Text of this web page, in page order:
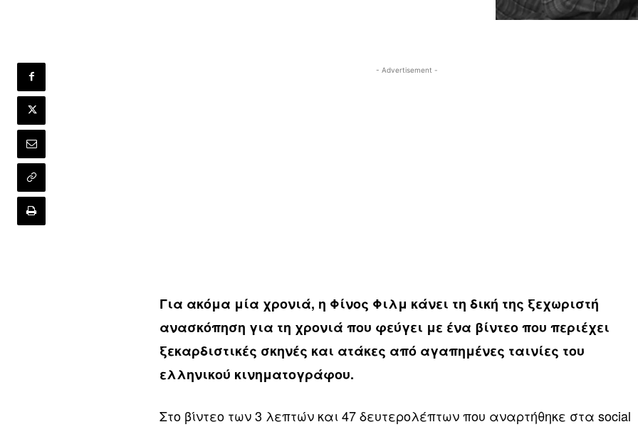
- Advertisement -
Για ακόμα μία χρονιά, η Φίνος Φιλμ κάνει τη δική της ξεχωριστή
ανασκόπηση για τη χρονιά που φεύγει με ένα βίντεο που περιέχει
ξεκαρδιστικές σκηνές και ατάκες από αγαπημένες ταινίες του
ελληνικού κινηματογράφου.
Στο βίντεο των 3 λεπτών και 47 δευτερολέπτων που αναρτήθηκε στα social